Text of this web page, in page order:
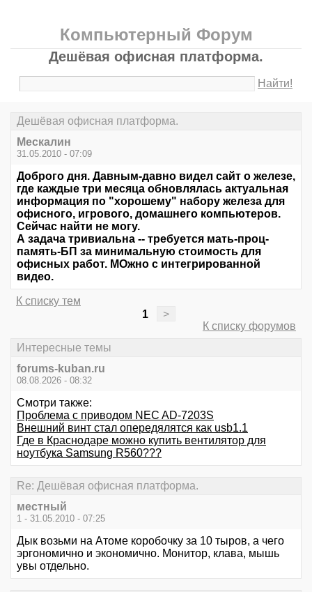
Компьютерный Форум
Дешёвая офисная платформа.
Найти!
Дешёвая офисная платформа.
Мескалин
31.05.2010 - 07:09
Доброго дня. Давным-давно видел сайт о железе,
где каждые три месяца обновлялась актуальная
информация по "хорошему" набору железа для
офисного, игрового, домашнего компьютеров.
Сейчас найти не могу.
А задача тривиальна -- требуется мать-проц-
память-БП за минимальную стоимость для
офисных работ. МОжно с интегрированной
видео.
К списку тем
1
>
К списку форумов
Интересные темы
forums-kuban.ru
08.08.2026 - 08:32
Смотри также:
Проблема с приводом NEC AD-7203S
Внешний винт стал опередялятся как usb1.1
Где в Краснодаре можно купить вентилятор для
ноутбука Samsung R560???
Re: Дешёвая офисная платформа.
местный
1 - 31.05.2010 - 07:25
Дык возьми на Атоме коробочку за 10 тыров, а чего
эргономично и экономично. Монитор, клава, мышь
увы отдельно.